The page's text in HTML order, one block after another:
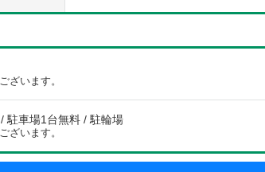
ざいます。
駐車場1台無料 / 駐輪場
ざいます。